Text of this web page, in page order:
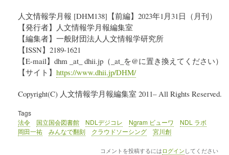
人文情報学月報 [DHM138]【前編】2023年1月31日（月刊）
【発行者】人文情報学月報編集室
【編集者】一般財団法人人文情報学研究所
【ISSN】2189-1621
【E-mail】dhm _at_ dhii.jp（_at_を@に置き換えてください）
【サイト】 https://www.dhii.jp/DHM/
Copyright(C) 人文情報学月報編集室 2011– All Rights Reserved.
Tags
法令
国立国会図書館 NDLデジコレ Ngram ビューワ
NDL ラボ
岡田一祐
みんなで翻刻 クラウドソーシング 宮川創
コメントを投稿するにはログインしてください